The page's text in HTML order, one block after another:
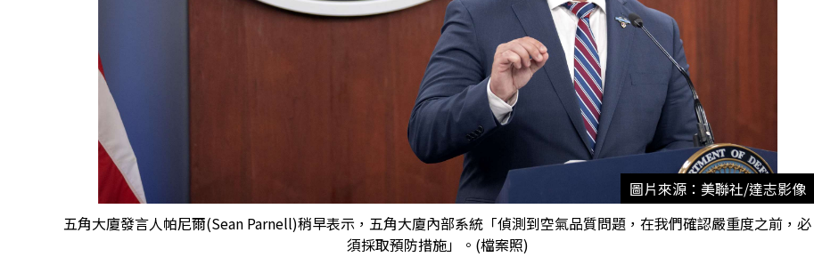
圖片來源：美聯社/達志影像
五角大廈發言人帕尼爾(Sean Parnell)稍早表示，五角大廈內部系統「偵測到空氣品質問題，在我們確認嚴重度之前，必
須採取預防措施」。(檔案照)